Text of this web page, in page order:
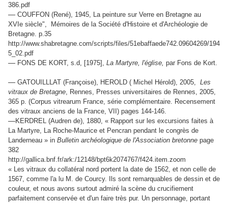
386.pdf
— COUFFON (René), 1945, La peinture sur Verre en Bretagne au
XVIe siècle", Mémoires de la Société d'Histoire et d'Archéologie de
Bretagne. p.35
http://www.shabretagne.com/scripts/files/51ebaffaede742.09604269/194
5_02.pdf
— FONS DE KORT, s.d, [1975], La Martyre, l'église, par Fons de Kort.
— GATOUILLLAT (Françoise), HEROLD ( Michel Hérold), 2005, Les
vitraux de Bretagne, Rennes, Presses universitaires de Rennes, 2005,
365 p. (Corpus vitrearum France, série complémentaire. Recensement
des vitraux anciens de la France, VII) pages 144-146.
—KERDREL (Audren de), 1880, « Rapport sur les excursions faites à
La Martyre, La Roche-Maurice et Pencran pendant le congrès de
Landerneau » in Bulletin archéologique de l'Association bretonne page
382
http://gallica.bnf.fr/ark:/12148/bpt6k2074767/f424.item.zoom
« Les vitraux du collatéral nord portent la date de 1562, et non celle de
1567, comme l'a lu M. de Courcy. Ils sont remarquables de dessin et de
couleur, et nous avons surtout admiré la scène du crucifiement
parfaitement conservée et d'un faire très pur. Un personnage, portant